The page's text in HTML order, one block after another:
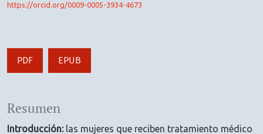
https://orcid.org/0009-0005-3934-4673
PDF EPUB
Resumen
Introducción: las mujeres que reciben tratamiento médico